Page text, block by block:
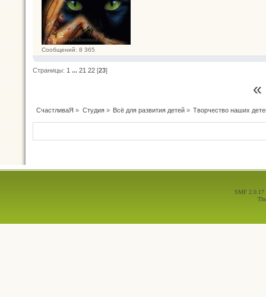
Сообщений: 8 365
Страницы: 1 ... 21 22 [23]
СчастливаЯ » Студия» Всё для развития детей» Творчество наших
SMF 2.0.17